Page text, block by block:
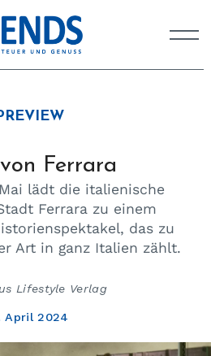
Ferrara
lädt die italienische
Ferrara zu einem
das zu
Art in ganz Italien zählt.
Lifestyle Verlag
April 2024